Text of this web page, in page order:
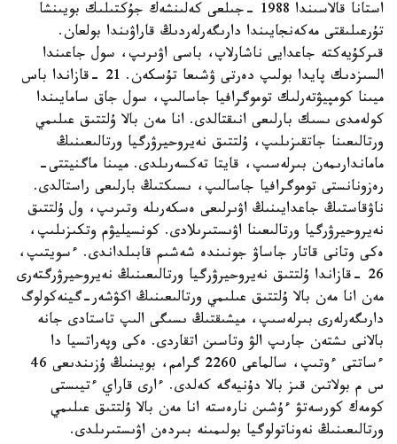
استانا قالاسىندا 1988 -جىلعى كەلىنشەك جۇكتىلىك بويىنشا
تۇرعىلىقتى مەكەنجايىندا دارىگەرلەردىڭ قاراۋىندا بولعان.
قىركۇيەكتە جاعدايى ناشارلاپ، باسى اۋىرىپ، سول جاعىندا
السىزدىك پايدا بولىپ دەرتى ۋشىعا تۇسكەن. 21 -قازاندا باس
ميىنا كومپيۋتەرلىك توموگرافيا جاسالىپ، سول جاق سامايىندا
كولەمدى ىسىك بارلىعى انىقتالدى. انا مەن بالا ۇلتتىق عىلىمي
ورتالىعىنا جاتقىزىلىپ، ۇلتتىق نەيروحيرۋرگيا ورتالىعىنىڭ
ماماندارىمەن بىرلەسىپ، قايتا تەكسەرىلدى. ميىنا ماگنيتتى-
رەزونانستى توموگرافيا جاسالىپ، ىسىكتىڭ بارلىعى راستالدى.
ناۋقاستىڭ جاعدايىنىڭ اۋىرلىعى ەسكەرىلە وتىرىپ، ول ۇلتتىق
نەيروحيرۋرگيا ورتالىعىنا اۋىستىرىلادى. كونسيليۋم وتكىزىلىپ،
ەكى وتانى قاتار جاساۋ جونىندە شەشىم قابىلداندى. ءسويتىپ،
26 -قازاندا ۇلتتىق نەيروحيرۋرگيا ورتالىعىنىڭ نەيروحيرۋرگتەرى
مەن انا مەن بالا ۇلتتىق عىلىمي ورتالىعىنىڭ اكۋشەر-گينەكولوگ
دارىگەرلەرى بىرلەسىپ، ميشىقتىڭ ىسىگى الىپ تاستادى جانە
بالانى ىشتەن جارىپ الۋ وتاسىن اتقاردى. ەكى وپەراتسيا دا
ءساتتى ءوتىپ، سالماعى 2260 گرامم، بويىنىڭ ۇزىندىعى 46
س م بولاتىن قىز بالا دۇنيەگە كەلدى. ءارى قاراي ءتيىستى
كومەك كورسەتۋ ءۇشىن نارەستە انا مەن بالا ۇلتتىق عىلىمي
ورتالىعىنىڭ نەوناتولوگيا بولىمىنە بىردەن اۋىستىرىلدى.